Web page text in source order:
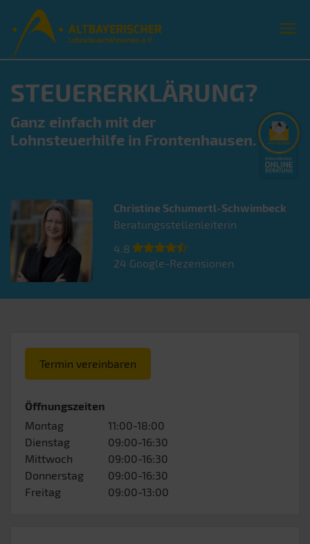
STEUERERKLÄRUNG?
Ganz einfach mit der
Lohnsteuerhilfe in Frontenhausen.
Christine Schumertl-Schwimbeck
Beratungsstellenleiterin
4.8
24 Google-Rezensionen
Termin vereinbaren
Öffnungszeiten
Montag
11:00-18:00
Dienstag
09:00-16:30
Mittwoch
09:00-16:30
Donnerstag
09:00-16:30
Freitag
09:00-13:00